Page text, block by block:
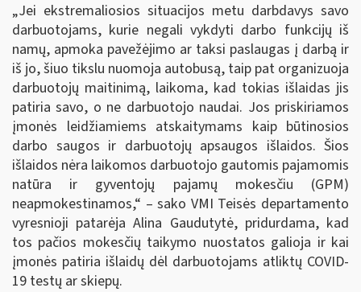
„Jei ekstremaliosios situacijos metu darbdavys savo
darbuotojams, kurie negali vykdyti darbo funkcijų iš
namų, apmoka pavežėjimo ar taksi paslaugas į darbą ir
iš jo, šiuo tikslu nuomoja autobusą, taip pat organizuoja
darbuotojų maitinimą, laikoma, kad tokias išlaidas jis
patiria savo, o ne darbuotojo naudai. Jos priskiriamos
įmonės leidžiamiems atskaitymams kaip būtinosios
darbo saugos ir darbuotojų apsaugos išlaidos. Šios
išlaidos nėra laikomos darbuotojo gautomis pajamomis
natūra ir gyventojų pajamų mokesčiu (GPM)
neapmokestinamos,“ – sako VMI Teisės departamento
vyresnioji patarėja Alina Gaudutytė, pridurdama, kad
tos pačios mokesčių taikymo nuostatos galioja ir kai
įmonės patiria išlaidų dėl darbuotojams atliktų COVID-
19 testų ar skiepų.